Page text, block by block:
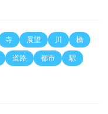
寺 展望 川 橋
道路 都市 駅